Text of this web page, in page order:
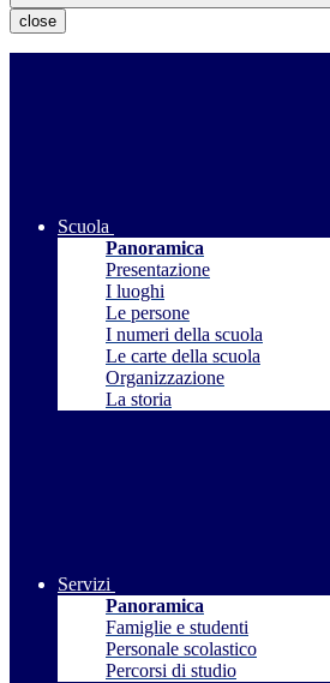
close
Scuola
Panoramica
Presentazione
I luoghi
Le persone
I numeri della scuola
Le carte della scuola
Organizzazione
La storia
Servizi
Panoramica
Famiglie e studenti
Personale scolastico
Percorsi di studio